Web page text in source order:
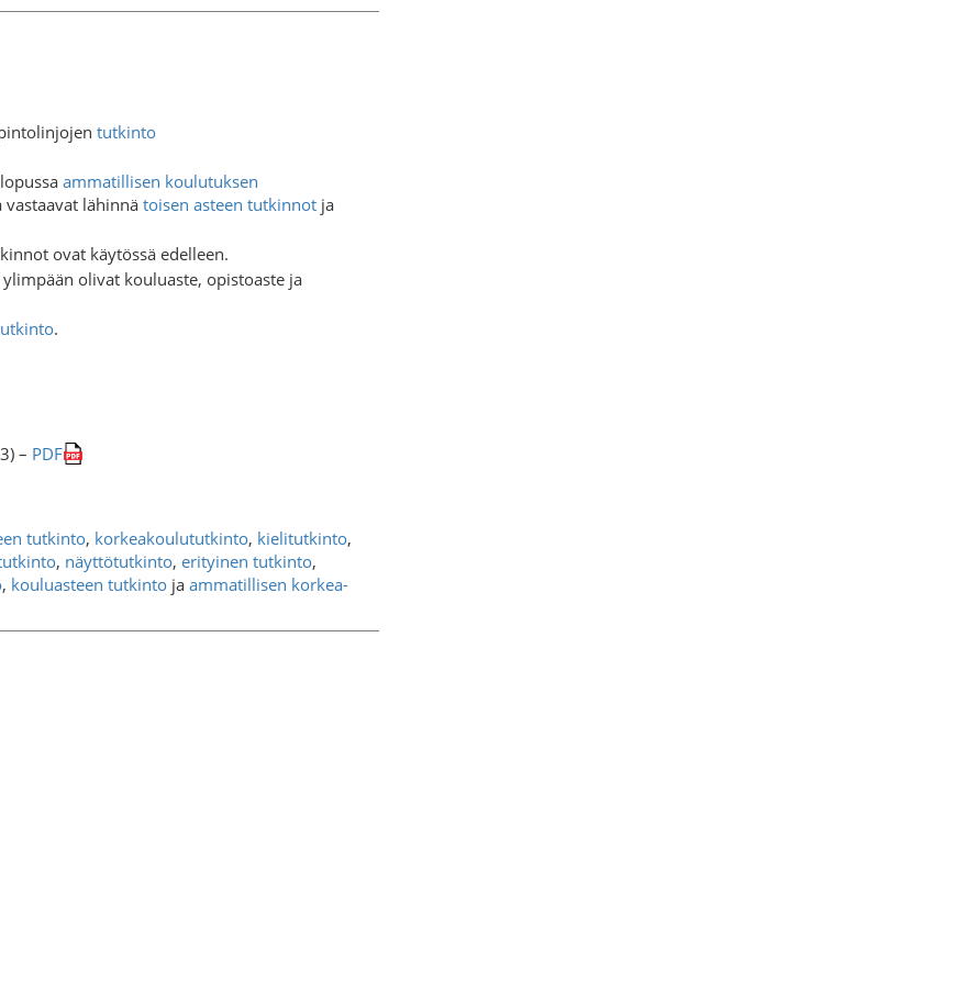
tutkinto
ammatillisen koulutuksen
lähinnä toisen asteen tutkinnot ja
ovat käytössä edelleen.
olivat kouluaste, opistoaste ja
.
– PDF
tutkinto, korkeakoulututkinto, kielitutkinto,
, näyttötutkinto, erityinen tutkinto,
, kouluasteen tutkinto ja ammatillisen korkea-